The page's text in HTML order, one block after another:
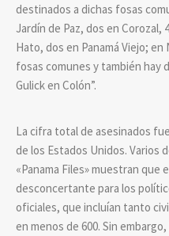
destinados a dichas fosas
Jardín de Paz, dos en Corozal,
Hato, dos en Panamá Viejo;
fosas comunes y también hay
Gulick en Colón”.
La cifra total de asesinados
de los Estados Unidos. Varios
«Panama Files» muestran que
desconcertante para los
oficiales, que incluían tanto
en menos de 600. Sin